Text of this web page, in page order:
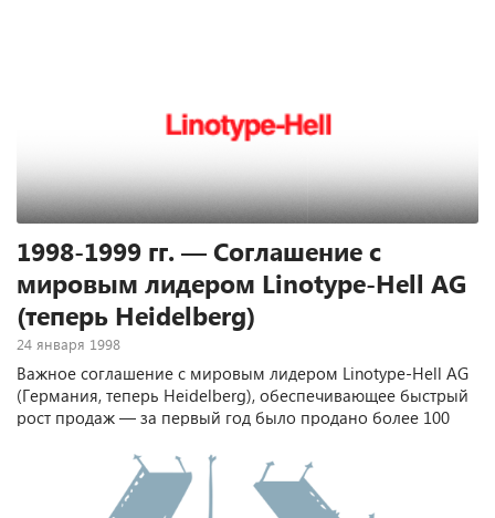
1998-1999 гг. — Соглашение с
мировым лидером Linotype-Hell AG
(теперь Heidelberg)
24 января 1998
Важное соглашение с мировым лидером Linotype-Hell AG
(Германия, теперь Heidelberg), обеспечивающее быстрый
рост продаж — за первый год было продано более 100